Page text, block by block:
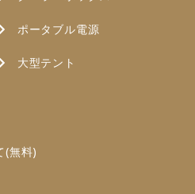
ポータブル電源
大型テント
(無料)